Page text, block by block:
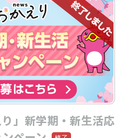
」新学期・新生活応